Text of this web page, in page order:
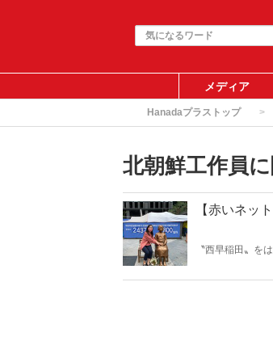
メディア
Hanadaプラストップ
北朝鮮工作員
【赤いネッ
〝西早稲田〟を
か無知である。